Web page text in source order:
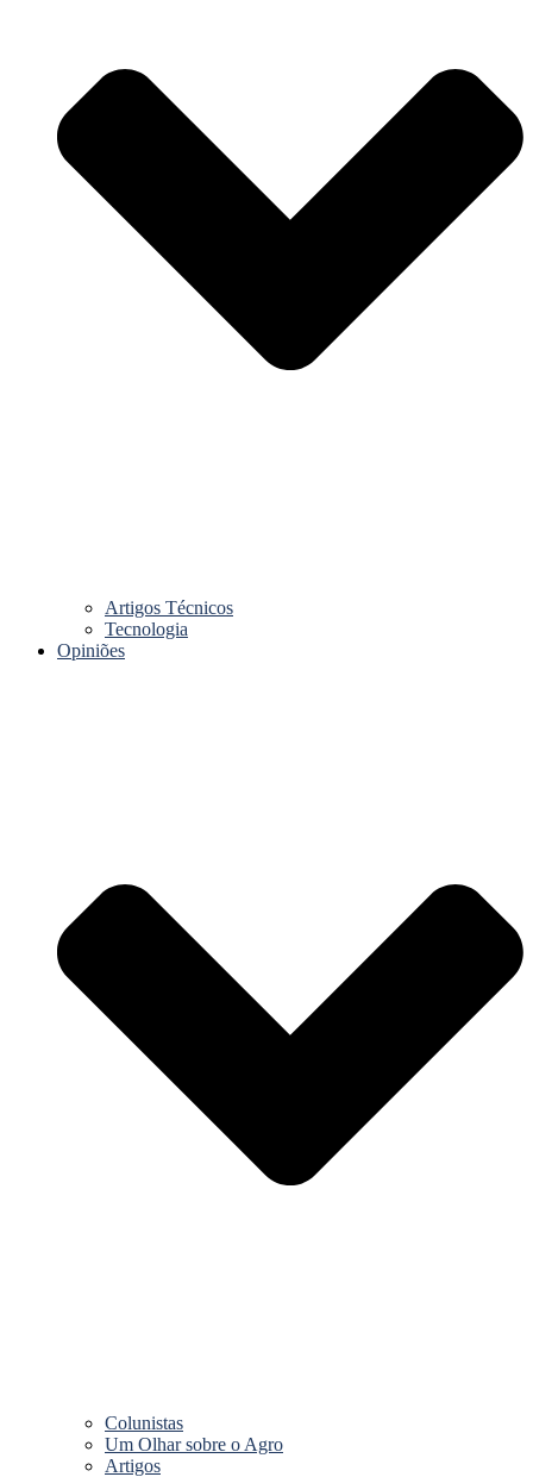
Artigos Técnicos
Tecnologia
Opiniões
Colunistas
Um Olhar sobre o Agro
Artigos